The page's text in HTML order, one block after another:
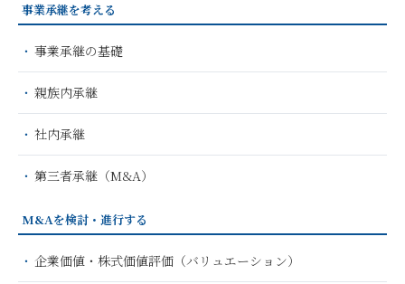
事業承継を考える
事業承継の基礎
親族内承継
社内承継
第三者承継（M&A）
M&Aを検討・進行する
企業価値・株式価値評価（バリュエーション）